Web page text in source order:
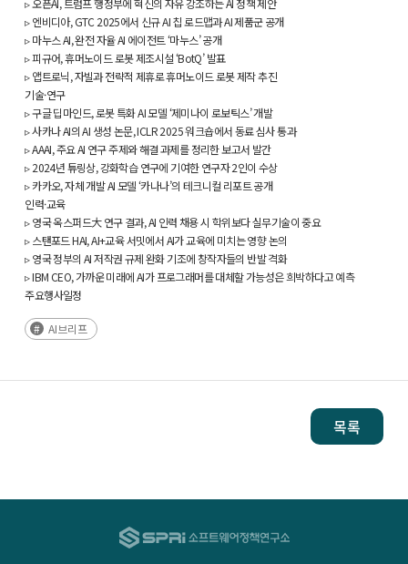
▹ 오픈AI, 트럼프 행정부에 혁신의 자유 강조하는 AI 정책 제안
▹ 엔비디아, GTC 2025에서 신규 AI 칩 로드맵과 AI 제품군 공개
▹ 마누스 AI, 완전 자율 AI 에이전트 ‘마누스’ 공개
▹ 피규어, 휴머노이드 로봇 제조시설 ‘BotQ’ 발표
▹ 앱트로닉, 자빌과 전략적 제휴로 휴머노이드 로봇 제작 추진
기술·연구
▹ 구글 딥마인드, 로봇 특화 AI 모델 ‘제미나이 로보틱스’ 개발
▹ 사카나 AI의 AI 생성 논문, ICLR 2025 워크숍에서 동료 심사 통과
▹ AAAI, 주요 AI 연구 주제와 해결 과제를 정리한 보고서 발간
▹ 2024년 튜링상, 강화학습 연구에 기여한 연구자 2인이 수상
▹ 카카오, 자체 개발 AI 모델 ‘카나나’의 테크니컬 리포트 공개
인력·교육
▹ 영국 옥스퍼드大 연구 결과, AI 인력 채용 시 학위보다 실무기술이 중요
▹ 스탠포드 HAI, AI+교육 서밋에서 AI가 교육에 미치는 영향 논의
▹ 영국 정부의 AI 저작권 규제 완화 기조에 창작자들의 반발 격화
▹ IBM CEO, 가까운 미래에 AI가 프로그래머를 대체할 가능성은 희박하다고 예측
주요행사일정
AI브리프
목록